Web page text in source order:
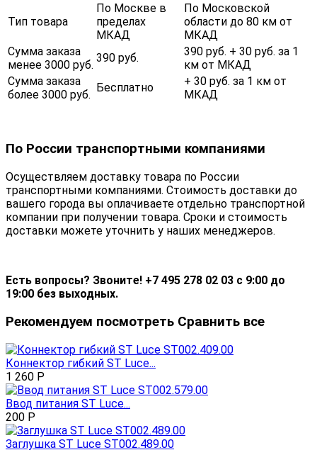
Тип товара
По Москве в
пределах
МКАД
По Московской
области до 80 км от
МКАД
Сумма заказа
менее 3000 руб.
390 руб.
390 руб. + 30 руб. за 1
км от МКАД
Сумма заказа
более 3000 руб.
Бесплатно
+ 30 руб. за 1 км от
МКАД
По России транспортными компаниями
Осуществляем доставку товара по России
транспортными компаниями. Стоимость доставки до
вашего города вы оплачиваете отдельно транспортной
компании при получении товара. Сроки и стоимость
доставки можете уточнить у наших менеджеров.
Есть вопросы? Звоните! +7 495 278 02 03 с 9:00 до
19:00 без выходных.
Рекомендуем посмотреть Сравнить все
Коннектор гибкий ST Luce...
1 260 Р
Ввод питания ST Luce...
200 Р
Заглушка ST Luce ST002.489.00